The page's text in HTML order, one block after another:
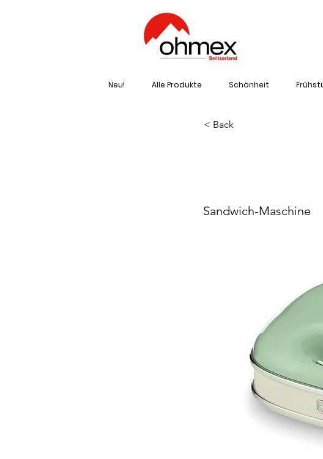
Neu! Alle Produkte Schönheit
< Back
Sandwich-Maschine